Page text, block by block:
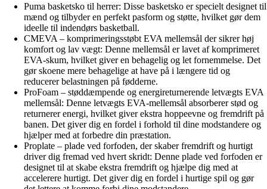
Puma basketsko til herrer: Disse basketsko er specielt designet til
mænd og tilbyder en perfekt pasform og støtte, hvilket gør dem
ideelle til indendørs basketball.
CMEVA – komprimeringsstøbt EVA mellemsål der sikrer høj
komfort og lav vægt: Denne mellemsål er lavet af komprimeret
EVA-skum, hvilket giver en behagelig og let fornemmelse. Det
gør skoene mere behagelige at have på i længere tid og
reducerer belastningen på fødderne.
ProFoam – støddæmpende og energireturnerende letvægts EVA
mellemsål: Denne letvægts EVA-mellemsål absorberer stød og
returnerer energi, hvilket giver ekstra hoppeevne og fremdrift på
banen. Det giver dig en fordel i forhold til dine modstandere og
hjælper med at forbedre din præstation.
Proplate – plade ved forfoden, der skaber fremdrift og hurtigt
driver dig fremad ved hvert skridt: Denne plade ved forfoden er
designet til at skabe ekstra fremdrift og hjælpe dig med at
accelerere hurtigt. Det giver dig en fordel i hurtige spil og gør